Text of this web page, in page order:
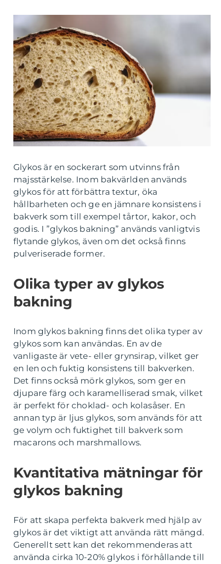
Glykos är en sockerart som utvinns från
majsstärkelse. Inom bakvärlden används
glykos för att förbättra textur, öka
hållbarheten och ge en jämnare konsistens i
bakverk som till exempel tårtor, kakor, och
godis. I ”glykos bakning” används vanligtvis
flytande glykos, även om det också finns
pulveriserade former.
Olika typer av glykos
bakning
Inom glykos bakning finns det olika typer av
glykos som kan användas. En av de
vanligaste är vete- eller grynsirap, vilket ger
en len och fuktig konsistens till bakverken.
Det finns också mörk glykos, som ger en
djupare färg och karamelliserad smak, vilket
är perfekt för choklad- och kolasåser. En
annan typ är ljus glykos, som används för att
ge volym och fuktighet till bakverk som
macarons och marshmallows.
Kvantitativa mätningar för
glykos bakning
För att skapa perfekta bakverk med hjälp av
glykos är det viktigt att använda rätt mängd.
Generellt sett kan det rekommenderas att
använda cirka 10-20% glykos i förhållande till